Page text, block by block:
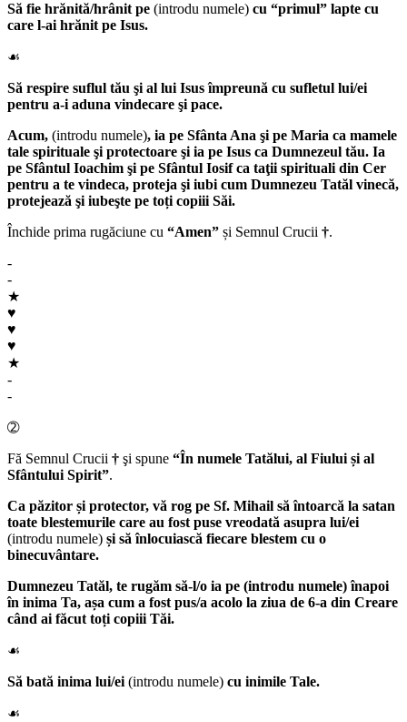
Să fie hrănită/hrânit pe (introdu numele) cu “primul” lapte cu
care l-ai hrănit pe Isus.
☙
Să respire suflul tău şi al lui Isus împreună cu sufletul lui/ei
pentru a-i aduna vindecare şi pace.
Acum, (introdu numele), ia pe Sfânta Ana şi pe Maria ca mamele
tale spirituale şi protectoare şi ia pe Isus ca Dumnezeul tău. Ia
pe Sfântul Ioachim şi pe Sfântul Iosifca taţii spirituali din Cer
pentru a te vindeca, proteja şi iubi cum Dumnezeu Tatăl vinecă,
protejează şi iubeşte pe toți copiii Săi.
Închide prima rugăciune cu “Amen” și Semnul Crucii †.
-
-
★
♥
♥
♥
★
-
-
➁
Fă Semnul Crucii † şi spune “În numele Tatălui, al Fiului și al
Sfântului Spirit”.
Ca păzitor și protector, vă rog pe Sf. Mihail să întoarcă la satan
toate blestemurile care au fost puse vreodată asupra lui/ei
(introdu numele) și să înlocuiască fiecare blestem cu o
binecuvântare.
Dumnezeu Tatăl, te rugăm să-l/o ia pe (introdu numele)înapoi
în inima Ta, așa cum a fost pus/a acolo la ziua de 6-a din Creare
când ai făcut toți copiii Tăi.
☙
Să bată inima lui/ei (introdu numele) cu inimile Tale.
☙